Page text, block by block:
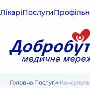
ЛікаріПослуги
Головна Послуги